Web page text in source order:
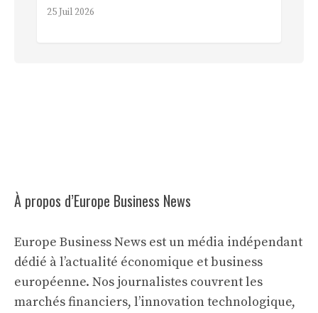
25 Juil 2026
À propos d’Europe Business News
Europe Business News est un média indépendant
dédié à l’actualité économique et business
européenne. Nos journalistes couvrent les
marchés financiers, l’innovation technologique,